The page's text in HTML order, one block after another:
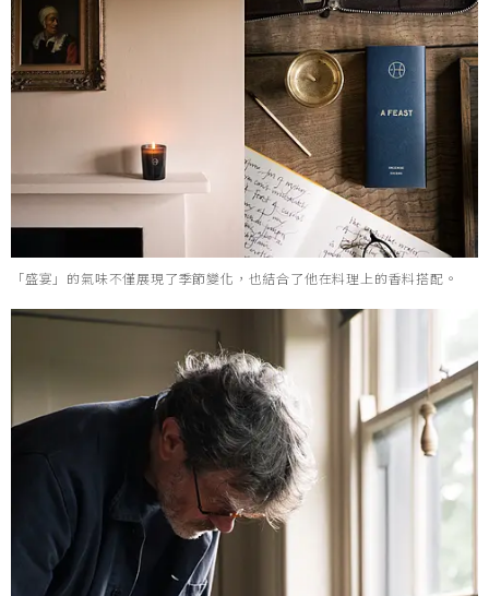
「盛宴」的氣味不僅展現了季節變化，也結合了他在料理上的香料搭配。